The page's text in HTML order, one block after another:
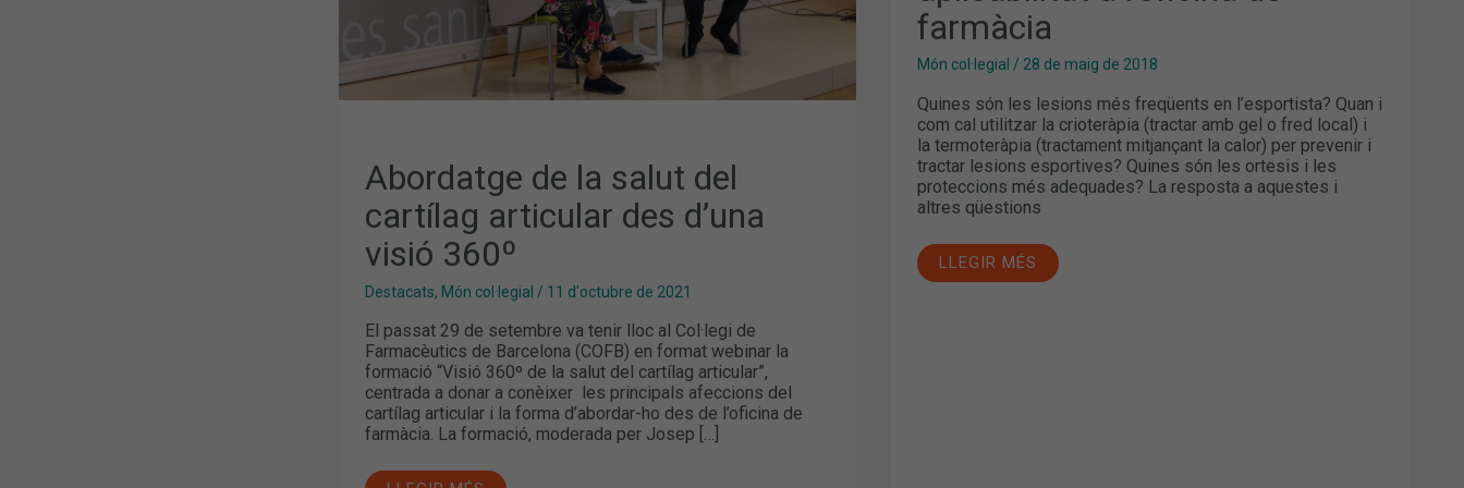
Abordatge de la salut del
cartílag articular des d’una
visió 360º
Destacats, Món col·legial / 11 d'octubre de 2021
El passat 29 de setembre va tenir lloc al Col·legi de
Farmacèutics de Barcelona (COFB) en format webinar la
formació “Visió 360º de la salut del cartílag articular”,
centrada a donar a conèixer les principals afeccions del
cartílag articular i la forma d’abordar-ho des de l’oficina de
farmàcia. La formació, moderada per Josep […]
farmàcia
Món col·legial / 28 de maig de 2018
Quines són les lesions més freqüents en l’esportista? Quan i
com cal utilitzar la crioteràpia (tractar amb gel o fred local) i
la termoteràpia (tractament mitjançant la calor) per prevenir i
tractar lesions esportives? Quines són les ortesis i les
proteccions més adequades? La resposta a aquestes i
altres qüestions
LLEGIR MÉS